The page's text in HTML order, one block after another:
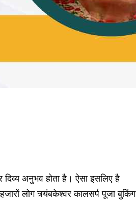
दिव्य अनुभव होता है। ऐसा इसलिए है
लोग त्र्यंबकेश्वर कालसर्प पूजा बुकिंग